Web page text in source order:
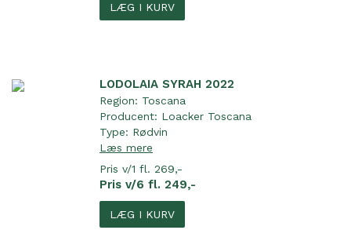
LÆG I KURV
LODOLAIA SYRAH 2022
Region: Toscana
Producent: Loacker Toscana
Type: Rødvin
Læs mere
Pris v/1 fl. 269,-
Pris v/6 fl. 249,-
LÆG I KURV